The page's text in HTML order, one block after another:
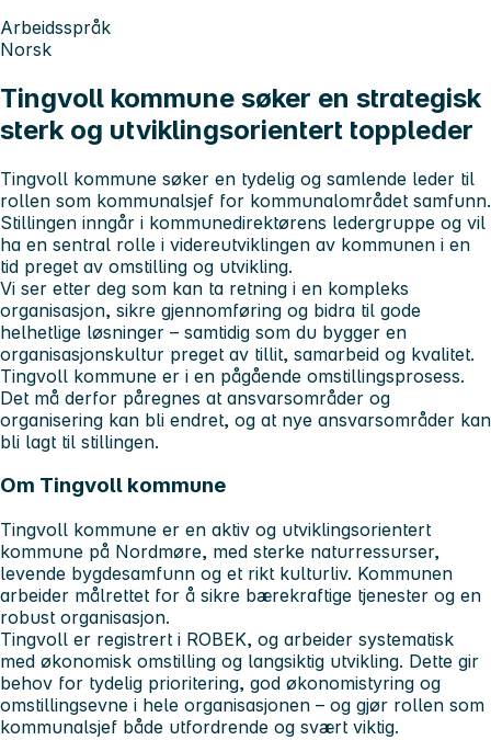
Arbeidsspråk
Norsk
Tingvoll kommune søker en strategisk
sterk og utviklingsorientert toppleder
Tingvoll kommune søker en tydelig og samlende leder til
rollen som kommunalsjef for kommunalområdet samfunn.
Stillingen inngår i kommunedirektørens ledergruppe og vil
ha en sentral rolle i videreutviklingen av kommunen i en
tid preget av omstilling og utvikling.
Vi ser etter deg som kan ta retning i en kompleks
organisasjon, sikre gjennomføring og bidra til gode
helhetlige løsninger – samtidig som du bygger en
organisasjonskultur preget av tillit, samarbeid og kvalitet.
Tingvoll kommune er i en pågående omstillingsprosess.
Det må derfor påregnes at ansvarsområder og
organisering kan bli endret, og at nye ansvarsområder kan
bli lagt til stillingen.
Om Tingvoll kommune
Tingvoll kommune er en aktiv og utviklingsorientert
kommune på Nordmøre, med sterke naturressurser,
levende bygdesamfunn og et rikt kulturliv. Kommunen
arbeider målrettet for å sikre bærekraftige tjenester og en
robust organisasjon.
Tingvoll er registrert i ROBEK, og arbeider systematisk
med økonomisk omstilling og langsiktig utvikling. Dette gir
behov for tydelig prioritering, god økonomistyring og
omstillingsevne i hele organisasjonen – og gjør rollen som
kommunalsjef både utfordrende og svært viktig.